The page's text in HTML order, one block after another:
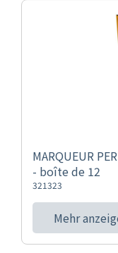
MARQUEUR
- boîte de 12
321323
Mehr